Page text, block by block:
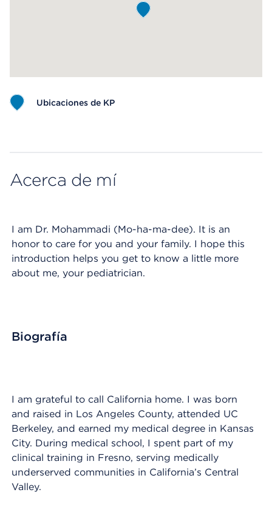
Ubicaciones de KP
Acerca de mí
I am Dr. Mohammadi (Mo-ha-ma-dee). It is an
honor to care for you and your family. I hope this
introduction helps you get to know a little more
about me, your pediatrician.
Biografía
I am grateful to call California home. I was born
and raised in Los Angeles County, attended UC
Berkeley, and earned my medical degree in Kansas
City. During medical school, I spent part of my
clinical training in Fresno, serving medically
underserved communities in California’s Central
Valley.